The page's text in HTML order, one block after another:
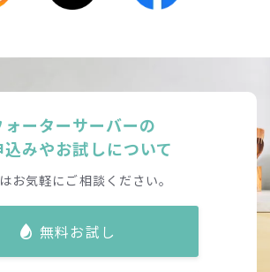
ォーターサーバーの
込みやお試しについて
お気軽にご相談ください。
無料お試し